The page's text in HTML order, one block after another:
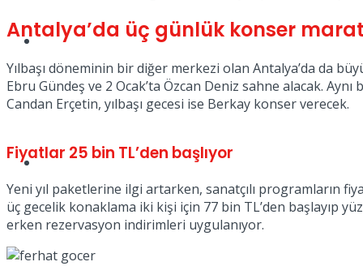
Sinema
Tatil
Antalya’da üç günlük konser
Yılbaşı döneminin bir diğer merkezi olan Antalya’da da
Ebru Gündeş ve 2 Ocak’ta Özcan Deniz sahne alacak. Aynı
Candan Erçetin, yılbaşı gecesi ise Berkay konser verecek.
Fiyatlar 25 bin TL’den başlıyor
Yeni yıl paketlerine ilgi artarken, sanatçılı programların
üç gecelik konaklama iki kişi için 77 bin TL’den başlayıp
erken rezervasyon indirimleri uygulanıyor.